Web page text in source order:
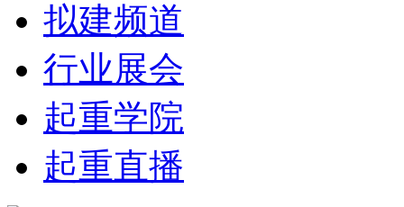
拟建频道
行业展会
起重学院
起重直播